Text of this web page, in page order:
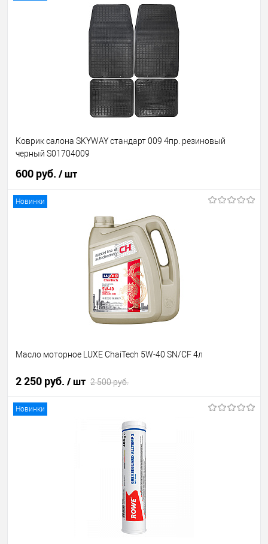
В наличии
Коврик салона SKYWAY стандарт 009 4пр. резиновый
черный S01704009
600 руб. / шт
Недоступно
Новинки
Масло моторное LUXE ChaiTech 5W-40 SN/CF 4л
2 250 руб. / шт 2 500 руб.
Новинки